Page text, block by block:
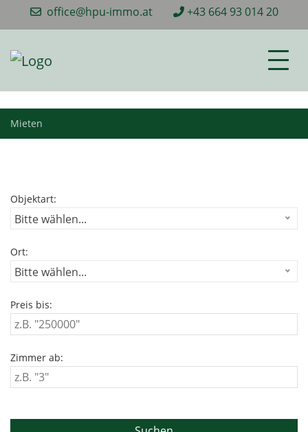
office@hpu-immo.at +43 664 93 014 20
Mieten
Objektart:
Bitte wählen...
Ort:
Bitte wählen...
Preis bis:
Zimmer ab: